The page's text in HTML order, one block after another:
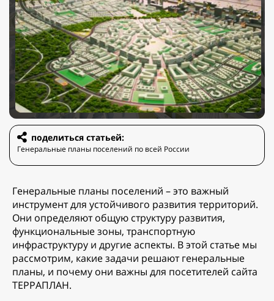
поделиться статьей:
Генеральные планы поселений по всей России
Генеральные планы поселений – это важный
инструмент для устойчивого развития территорий.
Они определяют общую структуру развития,
функциональные зоны, транспортную
инфраструктуру и другие аспекты. В этой статье мы
рассмотрим, какие задачи решают генеральные
планы, и почему они важны для посетителей сайта
ТЕРРАПЛАН.